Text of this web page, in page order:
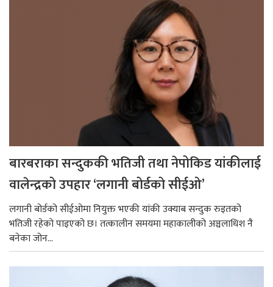
बारबराका सन्दुककी भतिजी तथा नेपोकिड यांकीलाई
वालेन्द्रको उपहार ‘लगानी बोर्डको सीईओ’
लगानी बोर्डको सीईओमा नियुक्त भएकी यांकी उक्याब सन्दुक रुइतको
भतिजी रहेको पाइएको छ। तत्कालीन समयमा महाकालीको अञ्चलाधिश नै
बनेका जोन...